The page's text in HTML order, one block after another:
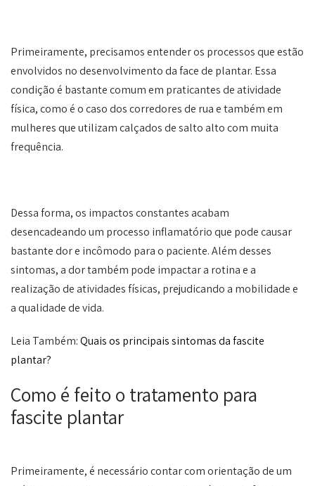
Primeiramente, precisamos entender os processos que estão
envolvidos no desenvolvimento da face de plantar. Essa
condição é bastante comum em praticantes de atividade
física, como é o caso dos corredores de rua e também em
mulheres que utilizam calçados de salto alto com muita
frequência.
Dessa forma, os impactos constantes acabam
desencadeando um processo inflamatório que pode causar
bastante dor e incômodo para o paciente. Além desses
sintomas, a dor também pode impactar a rotina e a
realização de atividades físicas, prejudicando a mobilidade e
a qualidade de vida.
Leia Também:Quais os principais sintomas da fascite
plantar?
Como é feito o tratamento para
fascite plantar
Primeiramente, é necessário contar com orientação de um